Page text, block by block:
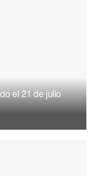
el 21 de julio